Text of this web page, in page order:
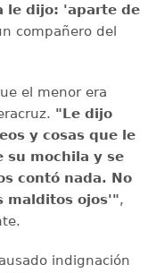
le dijo: 'aparte de
compañero del
el menor era
"Le dijo
y cosas que le
su mochila y se
contó nada. No
malditos ojos'",
indignación